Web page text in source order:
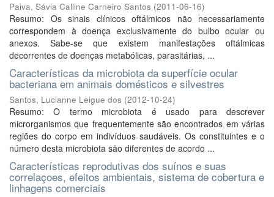
Paiva, Sávia Calline Carneiro Santos (2011-06-16)
Resumo: Os sinais clínicos oftálmicos não necessariamente
correspondem à doença exclusivamente do bulbo ocular ou
anexos. Sabe-se que existem manifestações oftálmicas
decorrentes de doenças metabólicas, parasitárias, ...
Características da microbiota da superfície ocular
bacteriana em animais domésticos e silvestres
Santos, Lucianne Leigue dos (2012-10-24)
Resumo: O termo microbiota é usado para descrever
microrganismos que frequentemente são encontrados em várias
regiões do corpo em indivíduos saudáveis. Os constituintes e o
número desta microbiota são diferentes de acordo ...
Características reprodutivas dos suínos e suas
correlaçoes, efeitos ambientais, sistema de cobertura e
linhagens comerciais